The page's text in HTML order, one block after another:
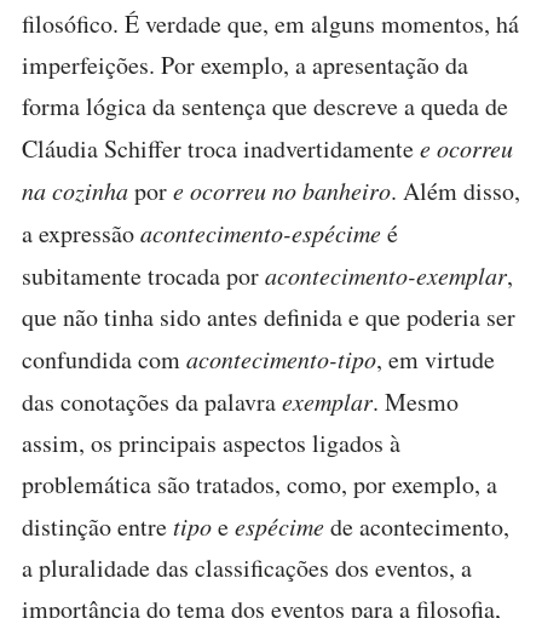
filosófico. É verdade que, em alguns momentos, há
imperfeições. Por exemplo, a apresentação da
forma lógica da sentença que descreve a queda de
Cláudia Schiffer troca inadvertidamentee ocorreu
na cozinhapore ocorreu no banheiro. Além disso,
a expressãoacontecimento-espécimeé
subitamente trocada poracontecimento-exemplar,
que não tinha sido antes definida e que poderia ser
confundida comacontecimento-tipo, em virtude
das conotações da palavraexemplar. Mesmo
assim, os principais aspectos ligados à
problemática são tratados, como, por exemplo, a
distinção entretipoeespécimede acontecimento,
a pluralidade das classificações dos eventos, a
importância do tema dos eventos para a filosofia,